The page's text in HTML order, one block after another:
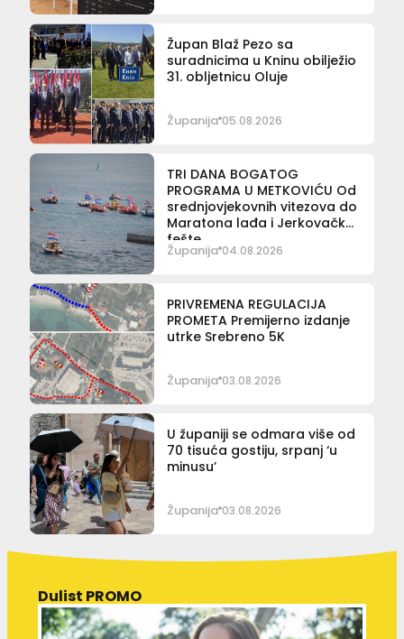
Župan Blaž Pezo sa
suradnicima u Kninu obilježio
31. obljetnicu Oluje
Županija 05.08.2026
TRI DANA BOGATOG
PROGRAMA U METKOVIĆU Od
srednjovjekovnih vitezova do
Maratona lađa i Jerkovačke
fešte
Županija 04.08.2026
PRIVREMENA REGULACIJA
PROMETA Premijerno izdanje
utrke Srebreno 5K
Županija 03.08.2026
U županiji se odmara više od
70 tisuća gostiju, srpanj ‘u
minusu’
Županija 03.08.2026
Dulist PROMO